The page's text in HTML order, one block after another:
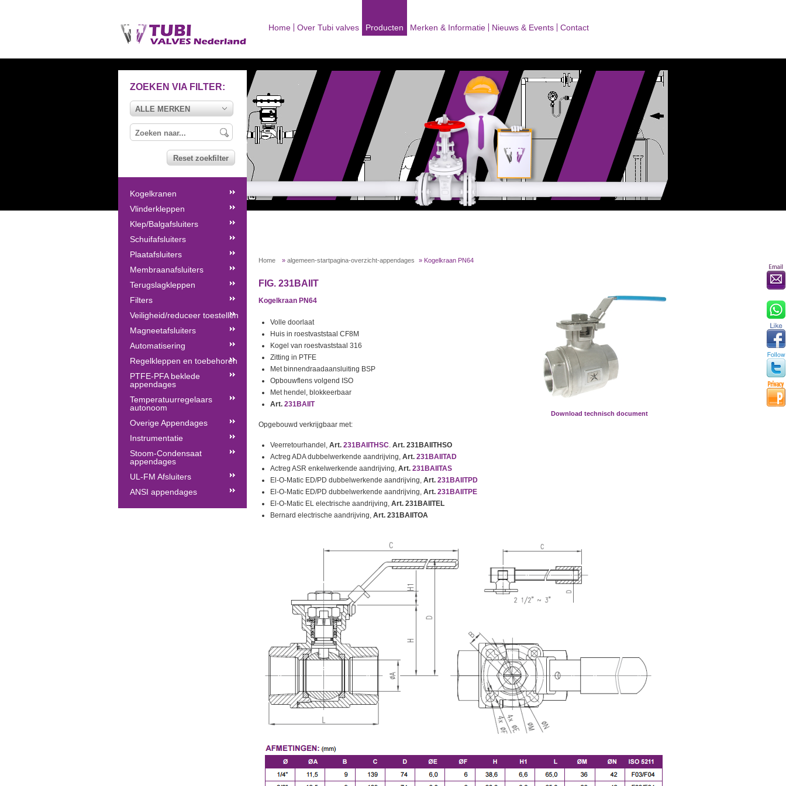
Home Over Tubi valves Producten Merken & Informatie Nieuws & Events Contact
Home » algemeen-startpagina-overzicht-appendages » Kogelkraan PN64
FIG. 231BAIIT
Kogelkraan PN64
Volle doorlaat
Huis in roestvaststaal CF8M
Kogel van roestvaststaal 316
Zitting in PTFE
Met binnendraadaansluiting BSP
Opbouwflens volgend ISO
Met hendel, blokkeerbaar
Art. 231BAIIT
Opgebouwd verkrijgbaar met:
Veerretourhandel, Art. 231BAIITHSC. Art. 231BAIITHSO
Actreg ADA dubbelwerkende aandrijving, Art. 231BAIITAD
Actreg ASR enkelwerkende aandrijving, Art. 231BAIITAS
El-O-Matic ED/PD dubbelwerkende aandrijving, Art. 231BAIITPD
El-O-Matic ED/PD dubbelwerkende aandrijving, Art. 231BAIITPE
El-O-Matic EL electrische aandrijving, Art. 231BAIITEL
Bernard electrische aandrijving, Art. 231BAIITOA
Download technisch document
ZOEKEN VIA FILTER:
ALLE MERKEN
Reset zoekfilter
Kogelkranen
Vlinderkleppen
Klep/Balgafsluiters
Schuifafsluiters
Plaatafsluiters
Membraanafsluiters
Terugslagkleppen
Filters
Veiligheid/reduceer toestellen
Magneetafsluiters
Automatisering
Regelkleppen en toebehoren
PTFE-PFA beklede
appendages
Temperatuurregelaars
autonoom
Overige Appendages
Instrumentatie
Stoom-Condensaat
appendages
UL-FM Afsluiters
ANSI appendages